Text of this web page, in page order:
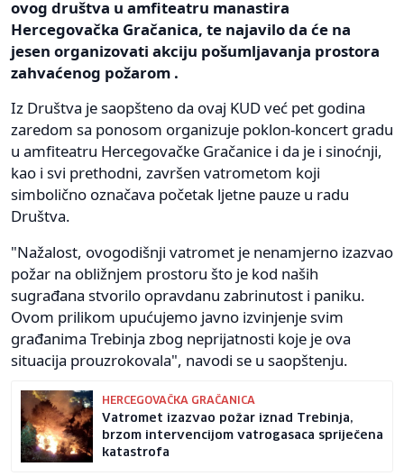
ovog društva u amfiteatru manastira
Hercegovačka Gračanica, te najavilo da će na
jesen organizovati akciju pošumljavanja prostora
zahvaćenog požarom .
Iz Društva je saopšteno da ovaj KUD već pet godina
zaredom sa ponosom organizuje poklon-koncert gradu
u amfiteatru Hercegovačke Gračanice i da je i sinoćnji,
kao i svi prethodni, završen vatrometom koji
simbolično označava početak ljetne pauze u radu
Društva.
"Nažalost, ovogodišnji vatromet je nenamjerno izazvao
požar na obližnjem prostoru što je kod naših
sugrađana stvorilo opravdanu zabrinutost i paniku.
Ovom prilikom upućujemo javno izvinjenje svim
građanima Trebinja zbog neprijatnosti koje je ova
situacija prouzrokovala", navodi se u saopštenju.
HERCEGOVAČKA GRAČANICA
Vatromet izazvao požar iznad Trebinja,
brzom intervencijom vatrogasaca spriječena
katastrofa